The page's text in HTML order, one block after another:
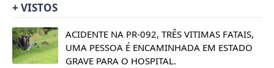
+ VISTOS
ACIDENTE NA PR-092, TRÊS VITIMAS FATAIS,
UMA PESSOA É ENCAMINHADA EM ESTADO
GRAVE PARA O HOSPITAL.